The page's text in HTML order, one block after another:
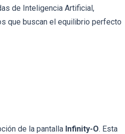
de Inteligencia Artificial,
que buscan el equilibrio perfecto
de la pantalla Infinity-O. Esta